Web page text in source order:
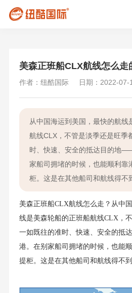
美森正班船CLX航线怎么走
作者：纽酷国际 日期：2022-07-
从中国海运到美国，最快的航线
航线CLX，不管是淡季还是旺季
时、快速、安全的抵达目的地
家船司拥堵的时候，也能顺利靠
柜。这是在其他船司和航线得不
美森正班船CLX航线怎么走？从中
线是美森轮船的正班船航线CLX，
一如既往的准时、快速、安全的抵
港。在别家船司拥堵的时候，也能
提柜。这是在其他船司和航线得不